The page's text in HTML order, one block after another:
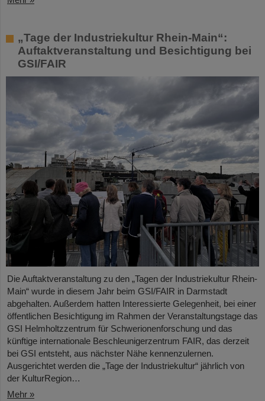
„Tage der Industriekultur Rhein-Main“:
Auftaktveranstaltung und Besichtigung bei
GSI/FAIR
Die Auftaktveranstaltung zu den „Tagen der Industriekultur Rhein-
Main“ wurde in diesem Jahr beim GSI/FAIR in Darmstadt
abgehalten. Außerdem hatten Interessierte Gelegenheit, bei einer
öffentlichen Besichtigung im Rahmen der Veranstaltungstage das
GSI Helmholtzzentrum für Schwerionenforschung und das
künftige internationale Beschleunigerzentrum FAIR, das derzeit
bei GSI entsteht, aus nächster Nähe kennenzulernen.
Ausgerichtet werden die „Tage der Industriekultur“ jährlich von
der KulturRegion…
Mehr »